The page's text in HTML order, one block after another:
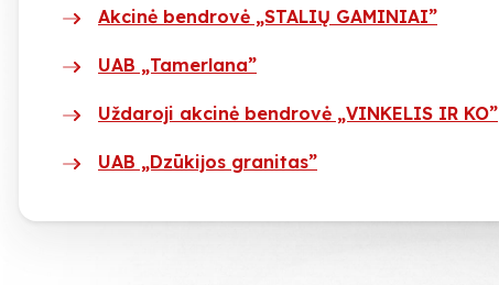
Akcinė bendrovė „STALIŲ GAMINIAI”
UAB „Tamerlana”
Uždaroji akcinė bendrovė „VINKELIS IR KO”
UAB „Dzūkijos granitas”